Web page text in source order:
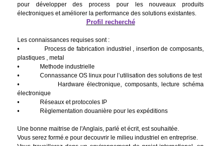
pour développer des process pour les nouveaux produits
électroniques et améliorer la performance des solutions existantes.
Profil recherché
Les connaissances requises sont :
• Process de fabrication industriel , insertion de composants,
plastiques , metal
• Methode industrielle
• Connassance OS linux pour l’utilisation des solutions de test
• Hardware électronique, composants, lecture schéma
électronique
• Réseaux et protocoles IP
• Règlementation douanière pour les expéditions
Une bonne maitrise de l'Anglais, parlé et écrit, est souhaitée.
Vous serez formé.e pour decouvrir le milieu industriel en entreprise.